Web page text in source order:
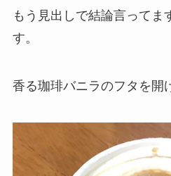
もう見出しで結論言ってま
す。
香る珈琲バニラのフタを開